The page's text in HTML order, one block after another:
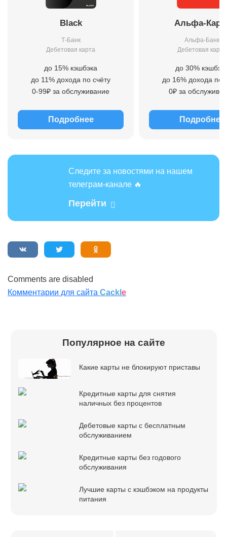
Black
Т-Банк
Дебетовая карта
до 15% кэшбэка
до 11% дохода по счёту
0-99₽ за обслуживание
Подробнее
Альфа-
Альфа-Банк
Дебетовая карта
до 30%
до 16% дохода по
0₽ за
Подробнее
Следите за новостями на нашем
телеграм-канале 🔥
Перейти
Comments are disabled
Комментарии для сайта Cackl e
Популярное на сайте
Какие карты не блокируют приставы
Кредитные карты для снятия
наличных без процентов
Дебетовые карты с бесплатным
обслуживанием
Кредитные карты без годового
обслуживания
Лучшие карты с кэшбэком на продукты
питания